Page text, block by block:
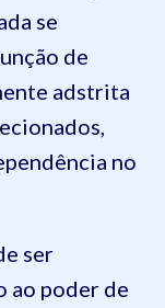
se
de
adstrita
no
ser
ao poder de